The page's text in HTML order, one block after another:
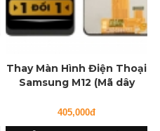
Thay Màn Hình Điện Thoại
Samsung M12 (Mã dây
405,000đ